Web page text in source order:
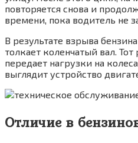
повторяется снова и
времени, пока водитель не
В результате взрыва
толкает коленчатый вал. Тот
передает нагрузки на
выглядит устройство
Отличие в